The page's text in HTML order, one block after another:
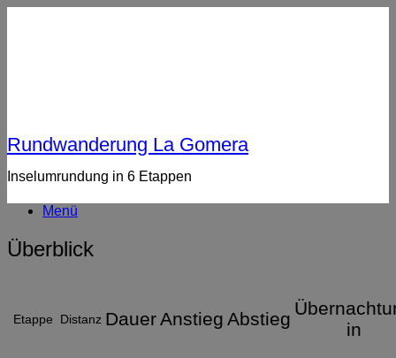
Rundwanderung La Gomera
Inselumrundung in 6 Etappen
Menü
Überblick
Etappe Distanz DauerAnstieg Abstieg
in